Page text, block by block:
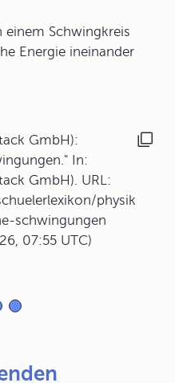
einem Schwingkreis
Energie ineinander
GmbH):
In:
GmbH). URL:
physik
schwingungen
07:55 UTC)